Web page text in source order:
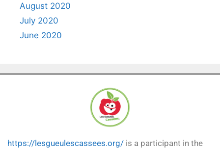
August 2020
July 2020
June 2020
https://lesgueulescassees.org/ is a participant in the